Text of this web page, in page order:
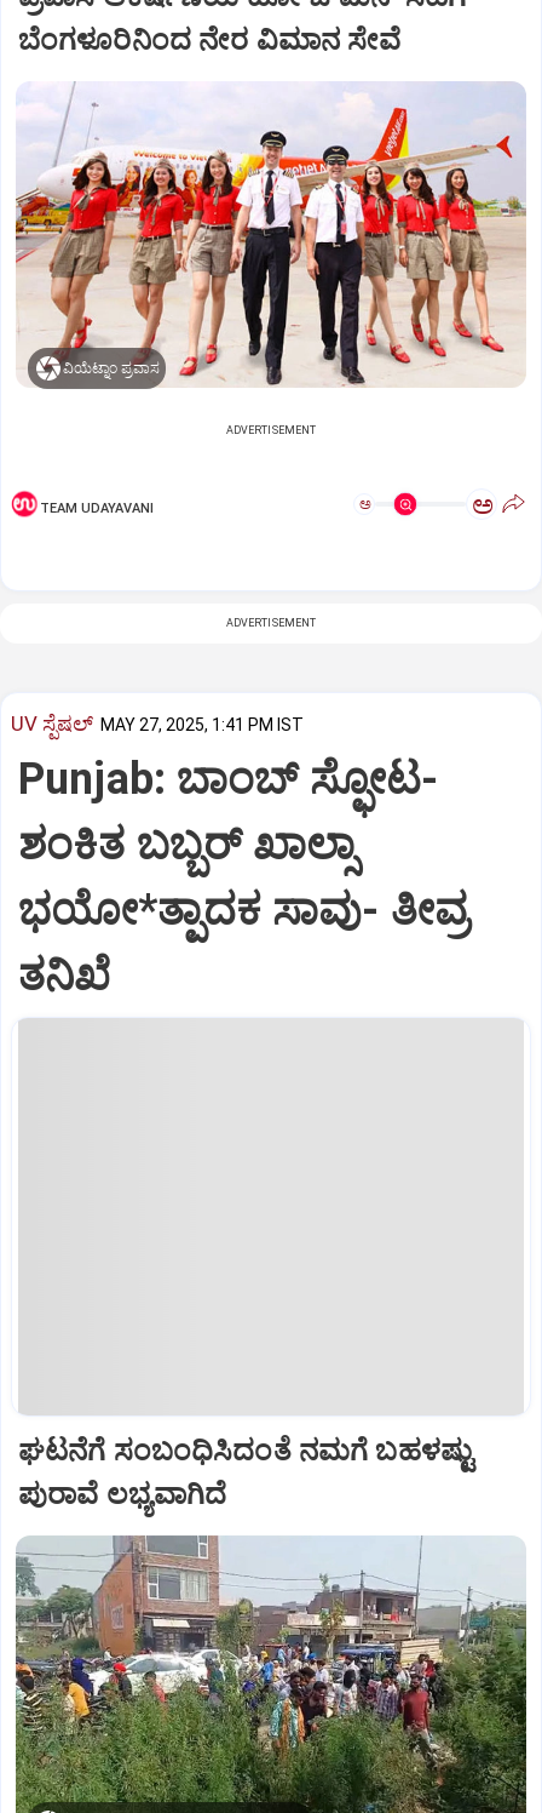
ಬೆಂಗಳೂರಿನಿಂದ ನೇರ ವಿಮಾನ ಸೇವೆ
ವಿಯೆಟ್ನಾಂ ಪ್ರವಾಸ
ADVERTISEMENT
TEAM UDAYAVANI ಅ ಅ
ADVERTISEMENT
UV ಸ್ಪೆಷಲ್‌ MAY 27, 2025, 1:41 PM IST
Punjab: ಬಾಂಬ್‌ ಸ್ಫೋಟ-
ಶಂಕಿತ ಬಬ್ಬರ್‌ ಖಾಲ್ಸಾ
ಭಯೋ*ತ್ಪಾದಕ ಸಾವು- ತೀವ್ರ
ತನಿಖೆ
ಘಟನೆಗೆ ಸಂಬಂಧಿಸಿದಂತೆ ನಮಗೆ ಬಹಳಷ್ಟು
ಪುರಾವೆ ಲಭ್ಯವಾಗಿದೆ